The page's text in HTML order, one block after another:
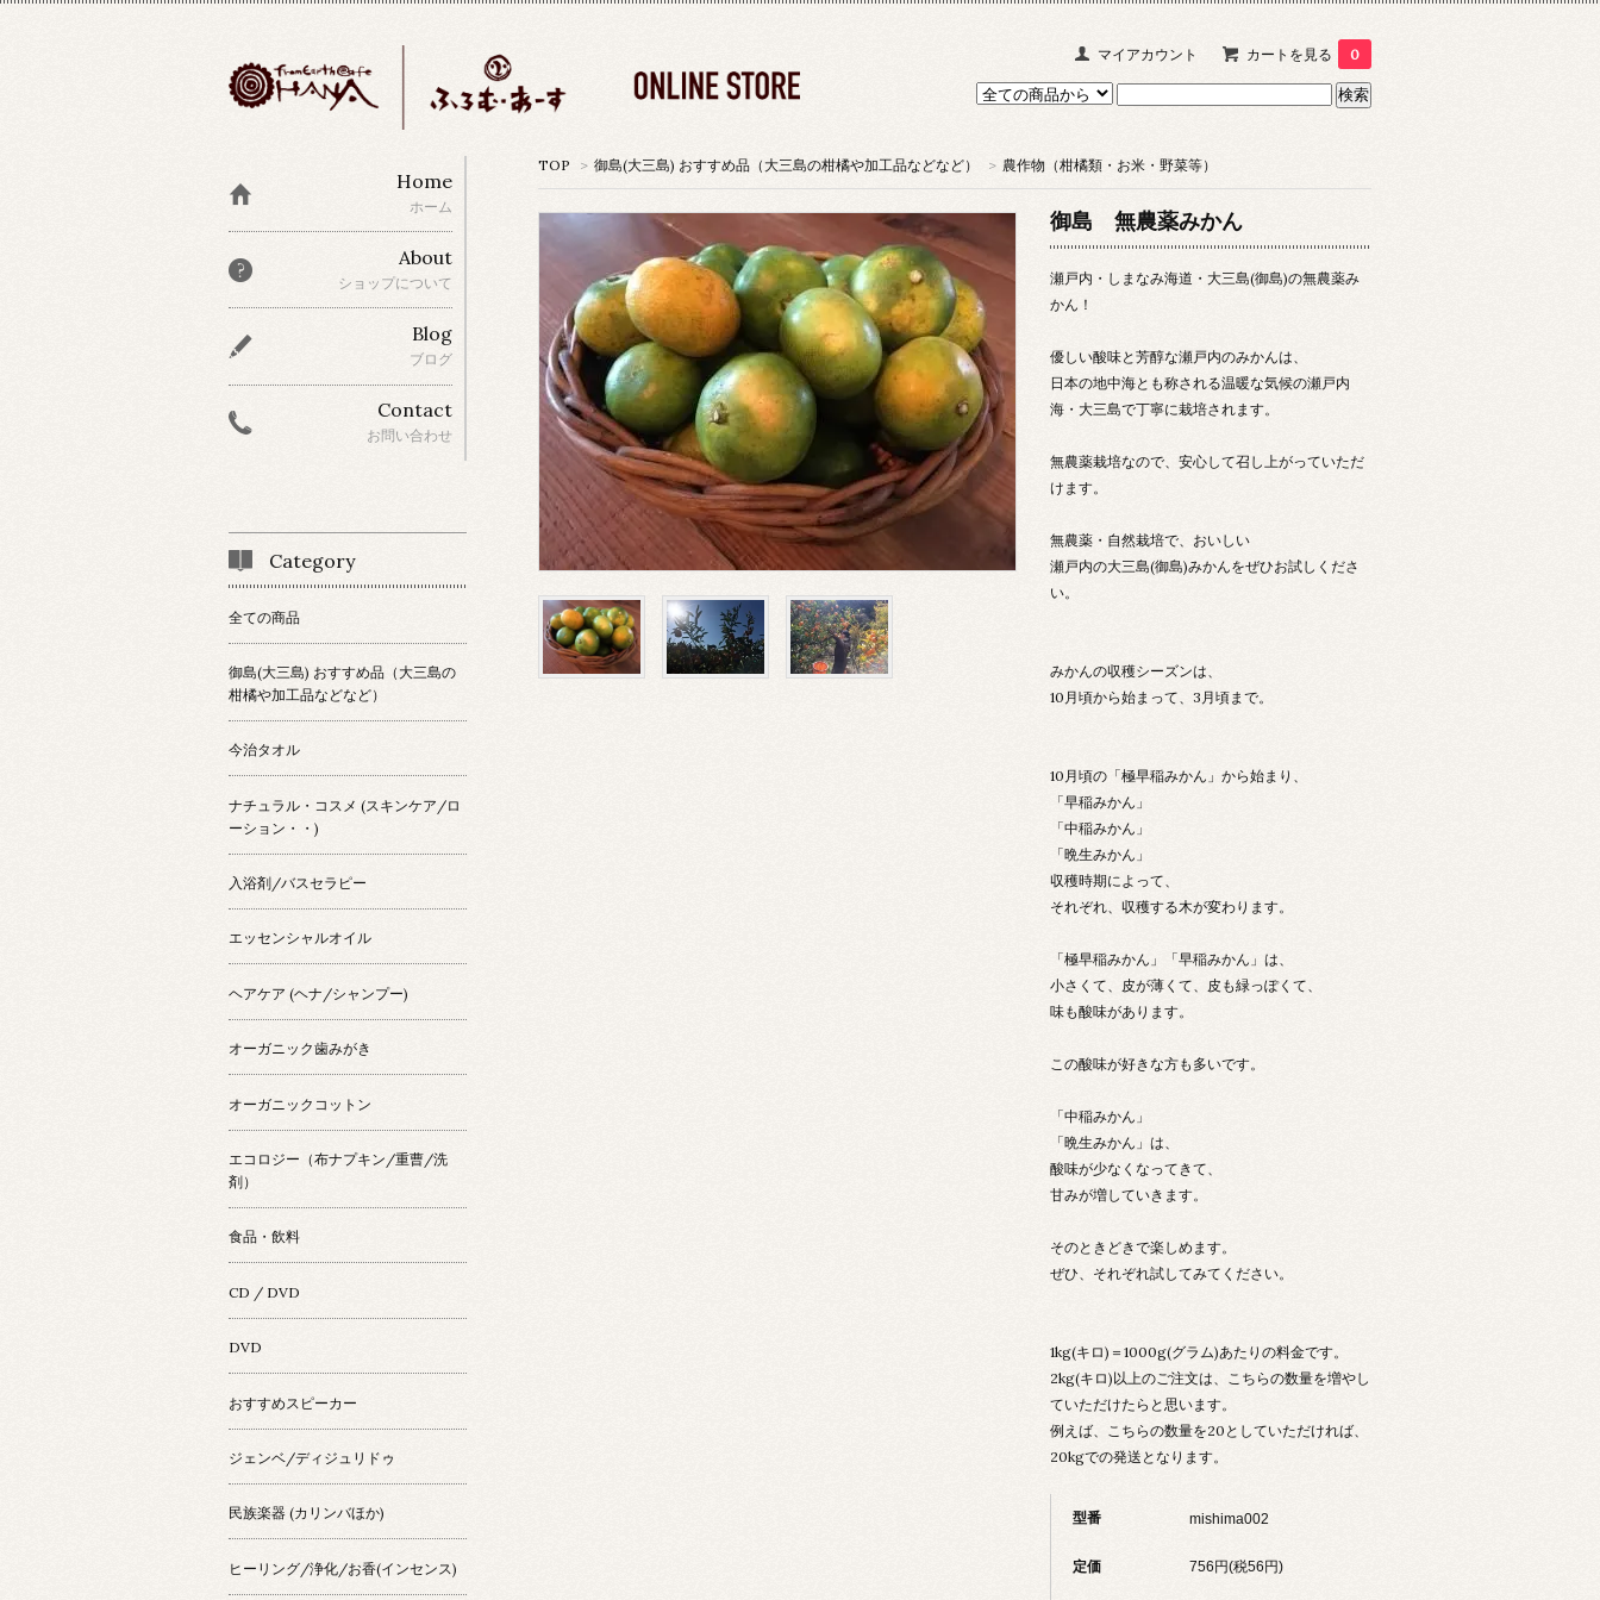
マイアカウント カートを見る 0
TOP > 御島(大三島) おすすめ品（大三島の柑橘や加工品などなど） > 農作物（柑橘類・お米・野菜等）
御島 無農薬みかん
瀬戸内・しまなみ海道・大三島(御島)の無農薬み
かん！
優しい酸味と芳醇な瀬戸内のみかんは、
日本の地中海とも称される温暖な気候の瀬戸内
海・大三島で丁寧に栽培されます。
無農薬栽培なので、安心して召し上がっていただ
けます。
無農薬・自然栽培で、おいしい
瀬戸内の大三島(御島)みかんをぜひお試しくださ
い。
みかんの収穫シーズンは、
10月頃から始まって、3月頃まで。
10月頃の「極早稲みかん」から始まり、
「早稲みかん」
「中稲みかん」
「晩生みかん」
収穫時期によって、
それぞれ、収穫する木が変わります。
「極早稲みかん」「早稲みかん」は、
小さくて、皮が薄くて、皮も緑っぽくて、
味も酸味があります。
この酸味が好きな方も多いです。
「中稲みかん」
「晩生みかん」は、
酸味が少なくなってきて、
甘みが増していきます。
そのときどきで楽しめます。
ぜひ、それぞれ試してみてください。
1kg(キロ)＝1000g(グラム)あたりの料金です。
2kg(キロ)以上のご注文は、こちらの数量を増やし
ていただけたらと思います。
例えば、こちらの数量を20としていただければ、
20kgでの発送となります。
型番 mishima002
定価 756円(税56円)
Home
ホーム
About
ショップについて
Blog
ブログ
Contact
お問い合わせ
Category
全ての商品
御島(大三島) おすすめ品（大三島の
柑橘や加工品などなど）
今治タオル
ナチュラル・コスメ (スキンケア/ロ
ーション・・)
入浴剤/バスセラピー
エッセンシャルオイル
ヘアケア (ヘナ/シャンプー)
オーガニック歯みがき
オーガニックコットン
エコロジー（布ナプキン/重曹/洗
剤）
食品・飲料
CD / DVD
DVD
おすすめスピーカー
ジェンベ/ディジュリドゥ
民族楽器 (カリンバほか)
ヒーリング/浄化/お香(インセンス)